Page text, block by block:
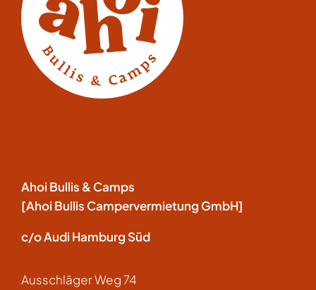
Ahoi Bullis & Camps
[Ahoi Bullis Campervermietung GmbH]
c/o Audi Hamburg Süd
Ausschläger Weg 74